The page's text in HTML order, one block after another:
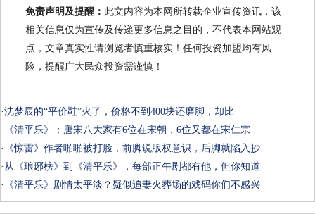
免责声明及提醒： 此文内容为本网所转载企业宣传资讯，该
相关信息仅为宣传及传递更多信息之目的，不代表本网站观
点，文章真实性请浏览者慎重核实！任何投资加盟均有风
险，提醒广大民众投资需谨慎！
·沈梦辰的“平价鞋”火了，价格不到400块还磨脚，却比
·
《清平乐》：唐宋八大家有6位在宋朝，6位又都在宋仁宗
·
《惊雷》作者啪啪被打脸，前脚说版权意识，后脚就陷入抄
· 从《琅琊榜》到《清平乐》，每部正午剧都有他，但你知道
·
《清平乐》剧情太平淡？疑似追妻火葬场的戏码你们不感兴